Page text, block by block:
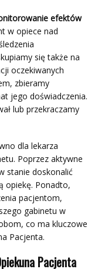
efektów
w opiece nad
się także na
oczekiwanych
zbieramy
jego doświadczenia.
lub przekraczamy
dla lekarza
Poprzez aktywne
stanie doskonalić
opiekę. Ponadto,
pacjentom,
gabinetu w
co ma kluczowe
Pacjenta.
Pacjenta